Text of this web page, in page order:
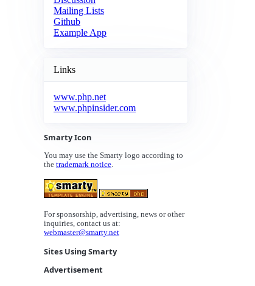
Mailing Lists
Github
Example App
Links
www.php.net
www.phpinsider.com
Smarty Icon
You may use the Smarty logo according to
the trademark notice.
For sponsorship, advertising, news or other
inquiries, contact us at:
webmaster@smarty.net
Sites Using Smarty
Advertisement